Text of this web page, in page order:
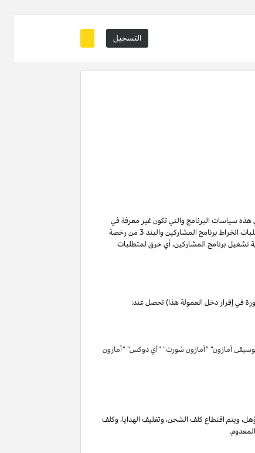
التسجيل
هذه سياسات البرنامج والتي تكون غير معرفة في
من متطلبات انخراط برنامج المشاركين والبند 3 من رخصة
ولا تنطفئ بانتهاء اتفاقية تشغيل برنامج المشاركين. لتفادي الشك وبدون الحد من غرض المادة 6 (ا) من اتفاقية تشغيل برنامج المشاركين، أي خرق لمتطلبات
في إقرار دخل العمولة هذا) تحصل عند:
أمازون" "أمازون شورت" "أي دوكس" "أمازون
،ويتم اقتطاع كلف الشحن،وتغليف الهدايا،وكلف